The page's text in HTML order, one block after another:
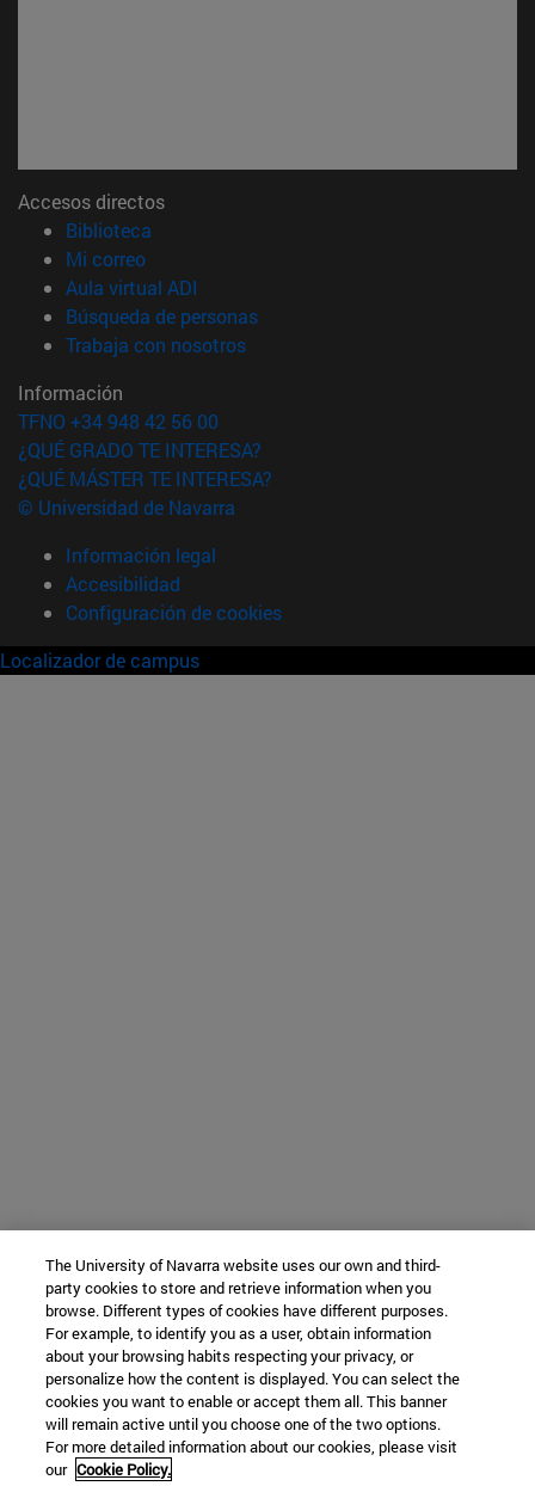
Accesos directos
Biblioteca
Mi correo(abre en nueva ventana)
Aula virtual ADI
Búsqueda de personas(abre en nueva ventana)
Trabaja con nosotros(abre en nueva ventana)
Información
TFNO +34 948 42 56 00
¿QUÉ GRADO TE INTERESA?
¿QUÉ MÁSTER TE INTERESA?
© Universidad de Navarra
Información legal
Accesibilidad
Configuración de cookies
Localizador de campus
The University of Navarra website uses our own and third-
party cookies to store and retrieve information when you
browse. Different types of cookies have different purposes.
For example, to identify you as a user, obtain information
about your browsing habits respecting your privacy, or
personalize how the content is displayed. You can select the
cookies you want to enable or accept them all. This banner
will remain active until you choose one of the two options.
For more detailed information about our cookies, please visit
our Cookie Policy.